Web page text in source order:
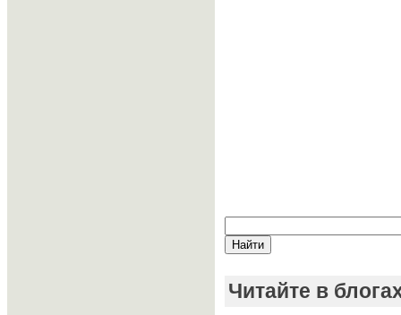
Читайте в